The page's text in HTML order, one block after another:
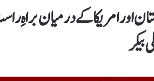
اور امریکا کے درمیان
بیکر